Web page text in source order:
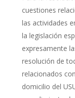
cuestiones
las actividades
la legislación
expresamente
resolución de
relacionados
domicilio del